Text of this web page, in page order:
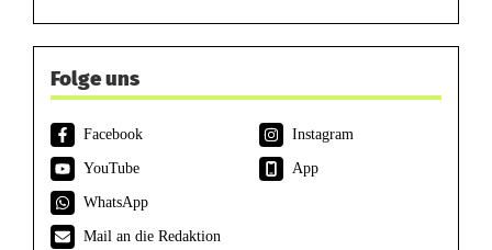
Folge uns
Facebook
Instagram
YouTube
App
WhatsApp
Mail an die Redaktion